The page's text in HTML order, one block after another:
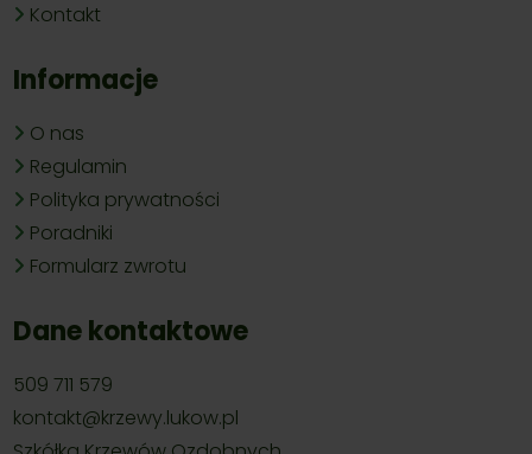
Kontakt
Informacje
O nas
Regulamin
Polityka prywatności
Poradniki
Formularz zwrotu
Dane kontaktowe
509 711 579
kontakt@krzewy.lukow.pl